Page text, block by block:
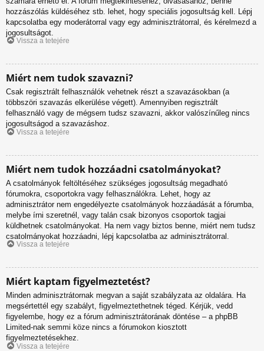
hozzászólás küldéséhez stb. lehet, hogy speciális jogosultság kell. Lépj
kapcsolatba egy moderátorral vagy egy adminisztrátorral, és kérelmezd a
jogosultságot.
Vissza a tetejére
Miért nem tudok szavazni?
Csak regisztrált felhasználók vehetnek részt a szavazásokban (a
többszöri szavazás elkerülése végett). Amennyiben regisztrált
felhasználó vagy de mégsem tudsz szavazni, akkor valószínűleg nincs
jogosultságod a szavazáshoz.
Vissza a tetejére
Miért nem tudok hozzáadni csatolmányokat?
A csatolmányok feltöltéséhez szükséges jogosultság megadható
fórumokra, csoportokra vagy felhasználókra. Lehet, hogy az
adminisztrátor nem engedélyezte csatolmányok hozzáadását a fórumba,
melybe írni szeretnél, vagy talán csak bizonyos csoportok tagjai
küldhetnek csatolmányokat. Ha nem vagy biztos benne, miért nem tudsz
csatolmányokat hozzáadni, lépj kapcsolatba az adminisztrátorral.
Vissza a tetejére
Miért kaptam figyelmeztetést?
Minden adminisztrátornak megvan a saját szabályzata az oldalára. Ha
megsértettél egy szabályt, figyelmeztethetnek téged. Kérjük, vedd
figyelembe, hogy ez a fórum adminisztrátorának döntése – a phpBB
Limited-nak semmi köze nincs a fórumokon kiosztott
figyelmeztetésekhez.
Vissza a tetejére